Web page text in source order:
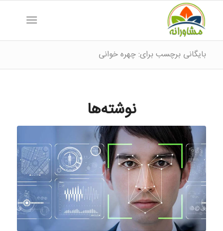
بایگانی برچسب برای: چهره خوانی
نوشته‌ها